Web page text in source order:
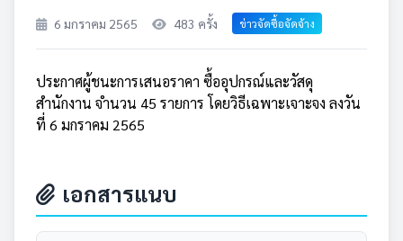
6 มกราคม 2565 483 ครั้ง ข่าวจัดซื้อจัดจ้าง
ประกาศผู้ชนะการเสนอราคา ซื้ออุปกรณ์และวัสดุ
สำนักงาน จำนวน 45 รายการ โดยวิธีเฉพาะเจาะจง ลงวัน
ที่ 6 มกราคม 2565
เอกสารแนบ